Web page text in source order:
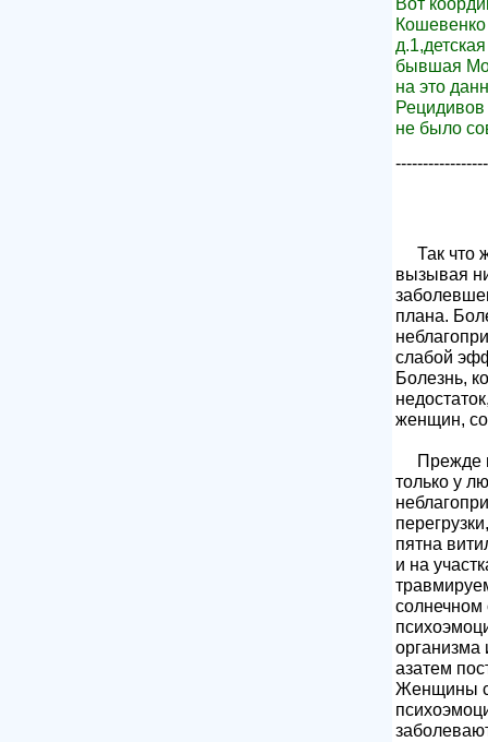
бывшая
на это
не было
Так что
вызывая
плана.
слабой
Болезнь,
женщин,
Прежде
только у
пятна
и на
солнечном
организма
азатем
Женщины с